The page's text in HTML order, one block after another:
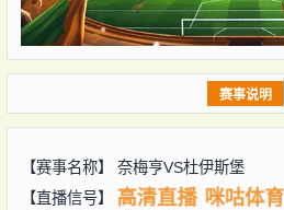
赛事说明
【赛事名称】 奈梅亨VS杜伊斯堡
【直播信号】
高清直播 咪咕体育